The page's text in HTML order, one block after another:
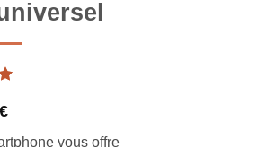
€
vous offre